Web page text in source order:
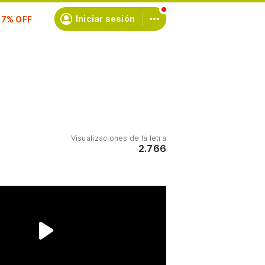
Iniciar sesión
Visualizaciones de la letra
2.766